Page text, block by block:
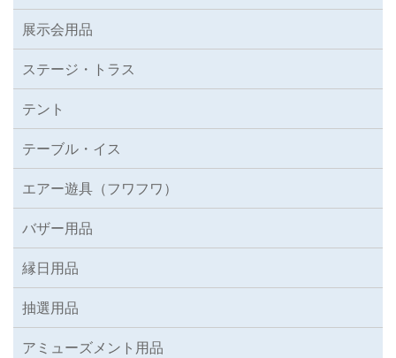
展示会用品
ステージ・トラス
テント
テーブル・イス
エアー遊具（フワフワ）
バザー用品
縁日用品
抽選用品
アミューズメント用品